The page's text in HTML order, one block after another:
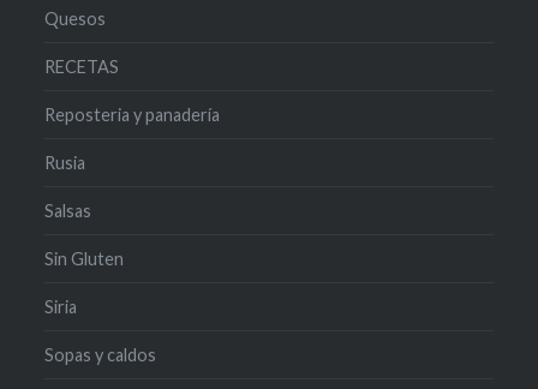
Quesos
RECETAS
Reposteria y panadería
Rusia
Salsas
Sin Gluten
Siria
Sopas y caldos